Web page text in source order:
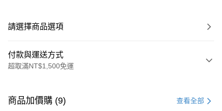
請選擇商品選項
付款與運送方式
超取滿NT$1,500免運
信用卡一次付款
商品加價購 (9) 查看全部